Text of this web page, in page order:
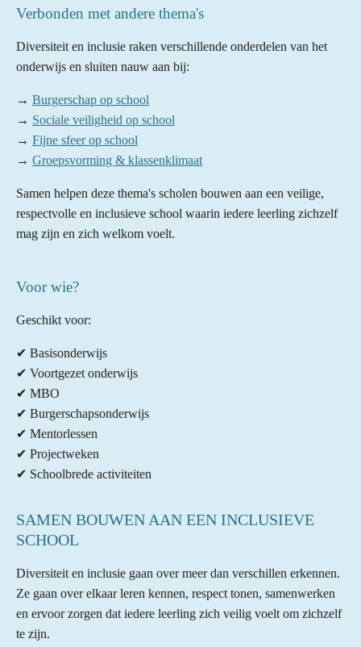
Verbonden met andere thema's
Diversiteit en inclusie raken verschillende onderdelen van het
onderwijs en sluiten nauw aan bij:
→ Burgerschap op school
→ Sociale veiligheid op school
→ Fijne sfeer op school
→ Groepsvorming & klassenklimaat
Samen helpen deze thema's scholen bouwen aan een veilige,
respectvolle en inclusieve school waarin iedere leerling zichzelf
mag zijn en zich welkom voelt.
Voor wie?
Geschikt voor:
✔ Basisonderwijs
✔ Voortgezet onderwijs
✔ MBO
✔ Burgerschapsonderwijs
✔ Mentorlessen
✔ Projectweken
✔ Schoolbrede activiteiten
SAMEN BOUWEN AAN EEN INCLUSIEVE
SCHOOL
Diversiteit en inclusie gaan over meer dan verschillen erkennen.
Ze gaan over elkaar leren kennen, respect tonen, samenwerken
en ervoor zorgen dat iedere leerling zich veilig voelt om zichzelf
te zijn.